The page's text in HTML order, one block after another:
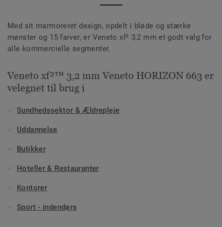
Med sit marmoreret design, opdelt i bløde og stærke
mønster og 15 farver, er Veneto xf² 3,2 mm et godt valg for
alle kommercielle segmenter.
Veneto xf²™ 3,2 mm Veneto HORIZON 663 er
velegnet til brug i
Sundhedssektor & Ældrepleje
Uddannelse
Butikker
Hoteller & Restauranter
Kontorer
Sport - indendørs